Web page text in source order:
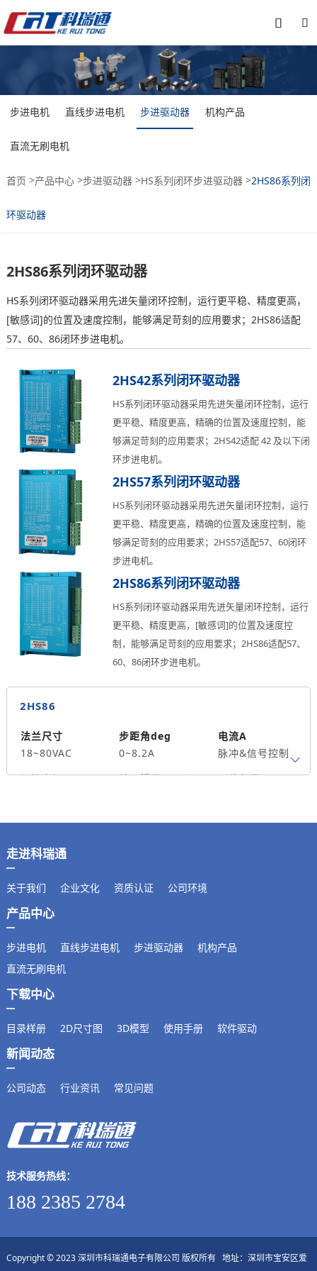


步进电机 直线步进电机 步进驱动器 机构产品
直流无刷电机
首页 >产品中心>步进驱动器>HS系列闭环步进驱动器>2HS86系列闭
环驱动器
2HS86系列闭环驱动器
HS系列闭环驱动器采用先进矢量闭环控制，运行更平稳、精度更高，
[敏感词]的位置及速度控制，能够满足苛刻的应用要求；2HS86适配
57、60、86闭环步进电机。
2HS42系列闭环驱动器
HS系列闭环驱动器采用先进矢量闭环控制，运行
更平稳、精度更高，精确的位置及速度控制，能
够满足苛刻的应用要求；2HS42适配 42 及以下闭
环步进电机。
2HS57系列闭环驱动器
HS系列闭环驱动器采用先进矢量闭环控制，运行
更平稳、精度更高，精确的位置及速度控制，能
够满足苛刻的应用要求；2HS57适配57、60闭环
步进电机。
2HS86系列闭环驱动器
HS系列闭环驱动器采用先进矢量闭环控制，运行
更平稳、精度更高，[敏感词]的位置及速度控
制，能够满足苛刻的应用要求；2HS86适配57、
60、86闭环步进电机。
2HS86
法兰尺寸
18~80VAC
步距角deg
0~8.2A
电流A
脉冲&信号控制
保持力矩N.m
机
转子惯量g.cm²
引线数量
出轴方式
走进科瑞通
关于我们 企业文化 资质认证 公司环境
产品中心
步进电机 直线步进电机 步进驱动器
机构产品
直流无刷电机
下载中心
目录样册 2D尺寸图 3D模型 使用手册 软件驱动
新闻动态
公司动态 行业资讯 常见问题
技术服务热线：
188 2385 2784
Copyright © 2023 深圳市科瑞通电子有限公司 版权所有 地址：深圳市宝安区爱